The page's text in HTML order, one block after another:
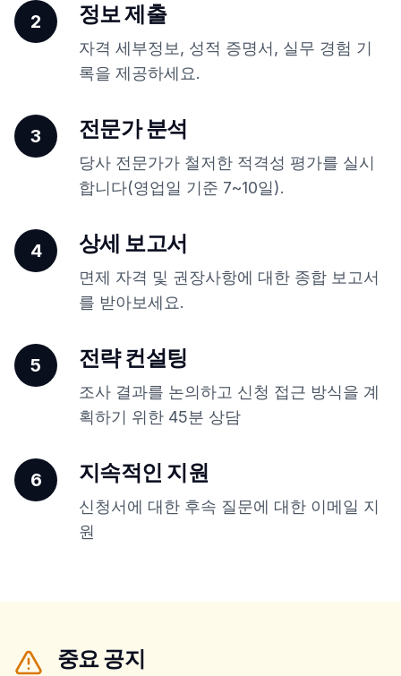
2 정보 제출
자격 세부정보, 성적 증명서, 실무 경험 기
록을 제공하세요.
3 전문가 분석
당사 전문가가 철저한 적격성 평가를 실시
합니다(영업일 기준 7~10일).
4 상세 보고서
면제 자격 및 권장사항에 대한 종합 보고서
를 받아보세요.
5 전략 컨설팅
조사 결과를 논의하고 신청 접근 방식을 계
획하기 위한 45분 상담
6 지속적인 지원
신청서에 대한 후속 질문에 대한 이메일 지
원
중요 공지